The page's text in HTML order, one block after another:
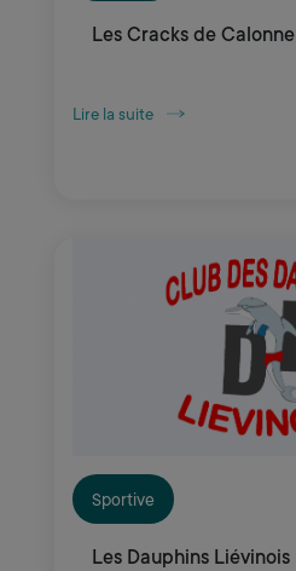
Les Cracks de Calonne
Lire la suite
Sportive
Les Dauphins Liévinois